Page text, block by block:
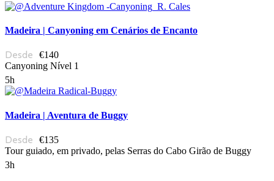
Madeira | Canyoning em Cenários de Encanto
€140
Canyoning Nível 1
5h
Madeira | Aventura de Buggy
€135
Tour guiado, em privado, pelas Serras do Cabo Girão de Buggy
3h